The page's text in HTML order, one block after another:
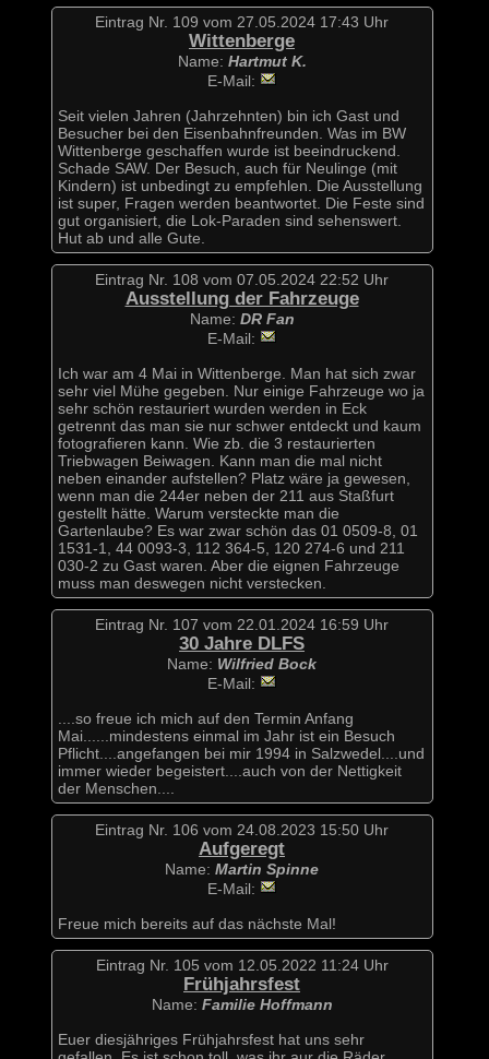
Eintrag Nr. 109 vom 27.05.2024 17:43 Uhr
Wittenberge
Name: Hartmut K.
E-Mail:
Seit vielen Jahren (Jahrzehnten) bin ich Gast und
Besucher bei den Eisenbahnfreunden. Was im BW
Wittenberge geschaffen wurde ist beeindruckend.
Schade SAW. Der Besuch, auch für Neulinge (mit
Kindern) ist unbedingt zu empfehlen. Die Ausstellung
ist super, Fragen werden beantwortet. Die Feste sind
gut organisiert, die Lok-Paraden sind sehenswert.
Hut ab und alle Gute.
Eintrag Nr. 108 vom 07.05.2024 22:52 Uhr
Ausstellung der Fahrzeuge
Name: DR Fan
E-Mail:
Ich war am 4 Mai in Wittenberge. Man hat sich zwar
sehr viel Mühe gegeben. Nur einige Fahrzeuge wo ja
sehr schön restauriert wurden werden in Eck
getrennt das man sie nur schwer entdeckt und kaum
fotografieren kann. Wie zb. die 3 restaurierten
Triebwagen Beiwagen. Kann man die mal nicht
neben einander aufstellen? Platz wäre ja gewesen,
wenn man die 244er neben der 211 aus Staßfurt
gestellt hätte. Warum versteckte man die
Gartenlaube? Es war zwar schön das 01 0509-8, 01
1531-1, 44 0093-3, 112 364-5, 120 274-6 und 211
030-2 zu Gast waren. Aber die eignen Fahrzeuge
muss man deswegen nicht verstecken.
Eintrag Nr. 107 vom 22.01.2024 16:59 Uhr
30 Jahre DLFS
Name: Wilfried Bock
E-Mail:
....so freue ich mich auf den Termin Anfang
Mai......mindestens einmal im Jahr ist ein Besuch
Pflicht....angefangen bei mir 1994 in Salzwedel....und
immer wieder begeistert....auch von der Nettigkeit
der Menschen....
Eintrag Nr. 106 vom 24.08.2023 15:50 Uhr
Aufgeregt
Name: Martin Spinne
E-Mail:
Freue mich bereits auf das nächste Mal!
Eintrag Nr. 105 vom 12.05.2022 11:24 Uhr
Frühjahrsfest
Name: Familie Hoffmann
Euer diesjähriges Frühjahrsfest hat uns sehr